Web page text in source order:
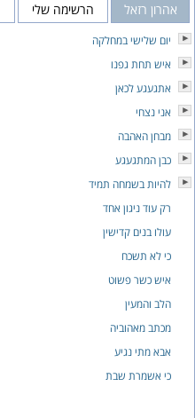
אהרון רזאל הרשימה שלי
יום שלישי במחלקה
איש תחת גפנו
אתגעגע לכאן
אני נצחי
מבחן האהבה
כבן המתגעגע
להיות בשמחה תמיד
רק עוד ניגון אחד
עולו בנים קדישין
כי לא תשכח
איש כשר פשוט
הלב והמעין
מכתב מאהוביה
אבא מתי נגיע
כי אשמרת שבת